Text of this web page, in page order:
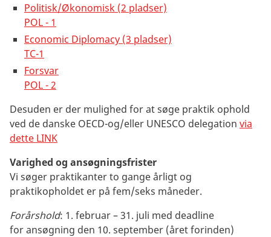
Politisk/Økonomisk (2 pladser)
POL - 1
Economic Diplomacy (3 pladser)
TC-1
Forsvar
POL - 2
Desuden er der mulighed for at søge praktik ophold
ved de danske OECD-og/eller UNESCO delegation via
dette LINK
Varighed og ansøgningsfrister
Vi søger praktikanter to gange årligt og
praktikopholdet er på fem/seks måneder.
Forårshold: 1. februar – 31. juli med deadline
for ansøgning den 10. september (året forinden)